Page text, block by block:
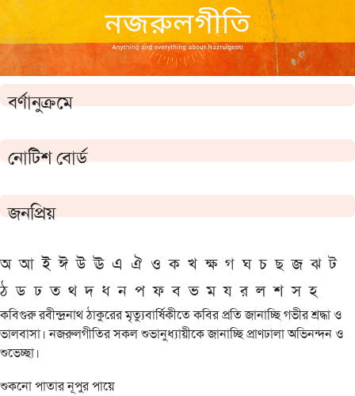
বর্ণানুক্রমে
নোটিশ বোর্ড
জনপ্রিয়
অ আ ই ঈ উ ঊ এ ঐ ও ক খ ক্ষ গ ঘ চ ছ জ ঝ ট
ঠ ড ঢ ত থ দ ধ ন প ফ ব ভ ম য র ল শ স হ
কবিগুরু রবীন্দ্রনাথ ঠাকুরের মৃত্যুবার্ষিকীতে কবির প্রতি জানাচ্ছি গভীর শ্রদ্ধা ও
ভালবাসা। নজরুলগীতির সকল শুভানুধ্যায়ীকে জানাচ্ছি প্রাণঢালা অভিনন্দন ও
শুভেচ্ছা।
শুকনো পাতার নূপুর পায়ে